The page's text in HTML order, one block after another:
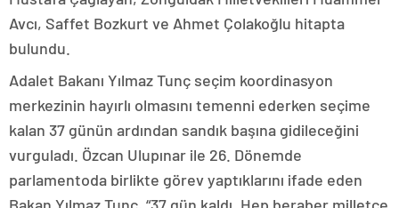
Avcı, Saffet Bozkurt ve Ahmet Çolakoğlu hitapta
bulundu.
Adalet Bakanı Yılmaz Tunç seçim koordinasyon
merkezinin hayırlı olmasını temenni ederken seçime
kalan 37 günün ardından sandık başına gidileceğini
vurguladı. Özcan Ulupınar ile 26. Dönemde
parlamentoda birlikte görev yaptıklarını ifade eden